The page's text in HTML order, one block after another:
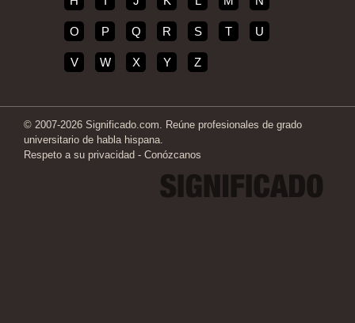
O P Q R S T U
V W X Y Z
© 2007-2026 Significado.com. Reúne profesionales de grado
universitario de habla hispana.
Respeto a su privacidad - Conózcanos